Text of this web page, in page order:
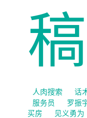
稿
人肉搜索 话
服务员 罗振
买房
见义勇为